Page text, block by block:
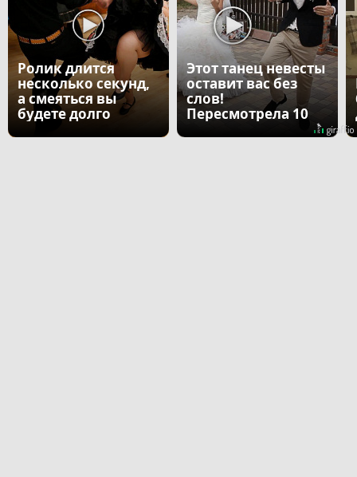
Ролик длится
несколько секунд,
а смеяться вы
будете долго
Этот танец невесты
оставит вас без
слов!
Пересмотрела 10